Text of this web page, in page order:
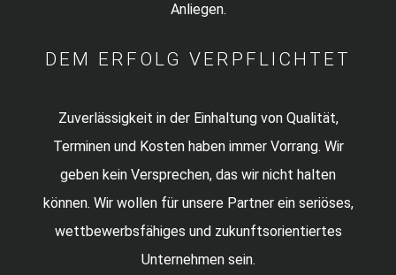
Anliegen.
DEM ERFOLG VERPFLICHTET
Zuverlässigkeit in der Einhaltung von Qualität,
Terminen und Kosten haben immer Vorrang. Wir
geben kein Versprechen, das wir nicht halten
können. Wir wollen für unsere Partner ein seriöses,
wettbewerbsfähiges und zukunftsorientiertes
Unternehmen sein.